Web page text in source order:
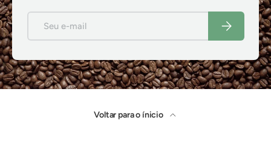
Inscrever-se
Voltar para o ínicio